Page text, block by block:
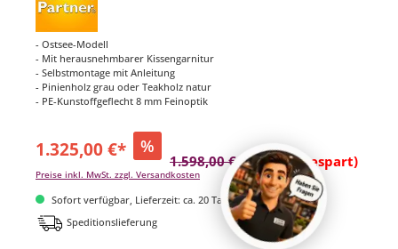
- Ostsee-Modell
- Mit herausnehmbarer Kissengarnitur
- Selbstmontage mit Anleitung
- Pinienholz grau oder Teakholz natur
- PE-Kunstoffgeflecht 8 mm Feinoptik
1.325,00 €* %
1.598,00 €* (17.08% gespart)
Preise inkl. MwSt. zzgl. Versandkosten
Sofort verfügbar, Lieferzeit: ca. 20 Tage
Speditionslieferung